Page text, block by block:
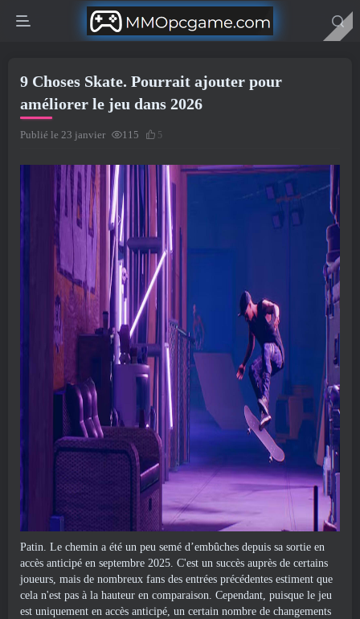
9 Choses Skate. Pourrait ajouter pour
améliorer le jeu dans 2026
Publié le 23 janvier 115 5
Patin. Le chemin a été un peu semé d’embûches depuis sa sortie en
accès anticipé en septembre 2025. C'est un succès auprès de certains
joueurs, mais de nombreux fans des entrées précédentes estiment que
cela n'est pas à la hauteur en comparaison. Cependant, puisque le jeu
est uniquement en accès anticipé, un certain nombre de changements